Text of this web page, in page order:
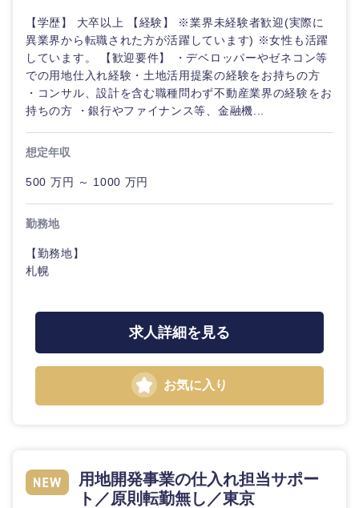
鳥取県 島根県
【学歴】 大卒以上 【経験】 ※業界未経験者歓迎(実際に
異業界から転職された方が活躍しています) ※女性も活躍
しています。 【歓迎要件】 ・デベロッパーやゼネコン等
での用地仕入れ経験・土地活用提案の経験をお持ちの方
・コンサル、設計を含む職種問わず不動産業界の経験をお
持ちの方 ・銀行やファイナンス等、金融機...
想定年収
500 万円 ～ 1000 万円
勤務地
【勤務地】
札幌
求人詳細を見る
お気に入り
用地開発事業の仕入れ担当サポー
ト／原則転勤無し／東京